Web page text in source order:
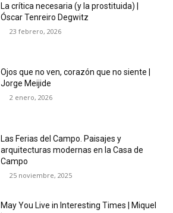
La crítica necesaria (y la prostituida) |
Óscar Tenreiro Degwitz
23 febrero, 2026
Ojos que no ven, corazón que no siente |
Jorge Meijide
2 enero, 2026
Las Ferias del Campo. Paisajes y
arquitecturas modernas en la Casa de
Campo
25 noviembre, 2025
May You Live in Interesting Times | Miquel